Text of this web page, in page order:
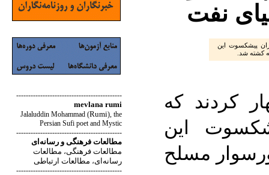
--------------------------------------------
mevlana rumi
Jalaluddin Mohammad (Rumi), the
Persian Sufi poet and Mystic
--------------------------------------------
مطالعات فرهنگی و رسانه‌ای
مطالعات فرهنگی، مطالعات
رسانه‌ای، مطالعات ارتباطی
--------------------------------------------
نفت
پیشکسوت این
کشته شد.
کردند که
این
مسلح